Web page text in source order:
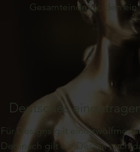
Gesamteindruck, den
Deutsches
Für Designs gilt eine
Demnach gilt ein Design auch